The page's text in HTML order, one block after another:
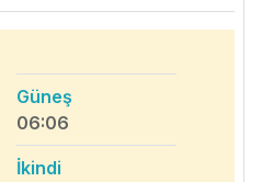
Güneş
06:06
İkindi